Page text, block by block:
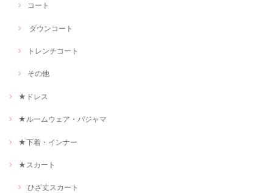
コート
ダウンコート
トレンチコート
その他
★ドレス
★ルームウェア・パジャマ
★下着・インナー
★スカート
ひざ丈スカート